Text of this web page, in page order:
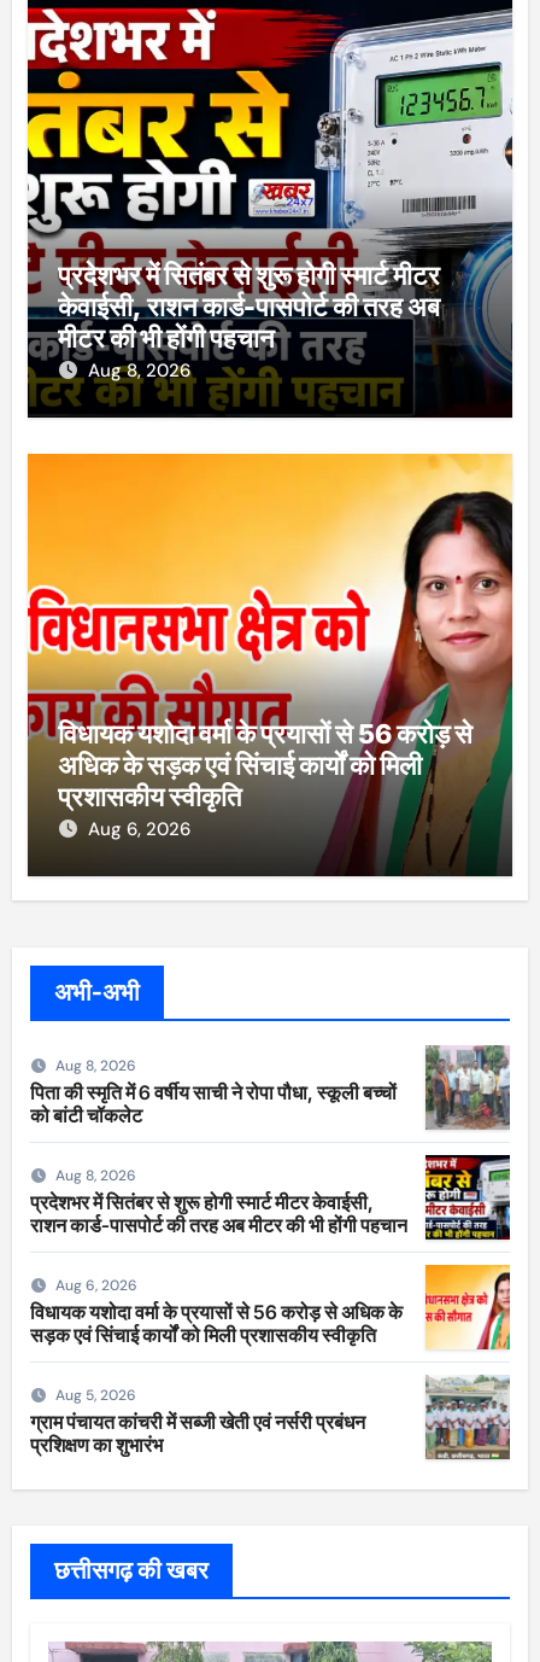
प्रदेशभर में सितंबर से शुरू होगी स्मार्ट मीटर
केवाईसी, राशन कार्ड-पासपोर्ट की तरह अब
मीटर की भी होंगी पहचान
Aug 8, 2026
विधायक यशोदा वर्मा के प्रयासों से 56 करोड़ से
अधिक के सड़क एवं सिंचाई कार्यों को मिली
प्रशासकीय स्वीकृति
Aug 6, 2026
अभी-अभी
Aug 8, 2026
पिता की स्मृति में 6 वर्षीय साची ने रोपा पौधा, स्कूली बच्चों
को बांटी चॉकलेट
Aug 8, 2026
प्रदेशभर में सितंबर से शुरू होगी स्मार्ट मीटर केवाईसी,
राशन कार्ड-पासपोर्ट की तरह अब मीटर की भी होंगी पहचान
Aug 6, 2026
विधायक यशोदा वर्मा के प्रयासों से 56 करोड़ से अधिक के
सड़क एवं सिंचाई कार्यों को मिली प्रशासकीय स्वीकृति
Aug 5, 2026
ग्राम पंचायत कांचरी में सब्जी खेती एवं नर्सरी प्रबंधन
प्रशिक्षण का शुभारंभ
छत्तीसगढ़ की खबर